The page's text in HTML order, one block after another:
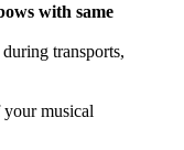
with same
transports,
musical